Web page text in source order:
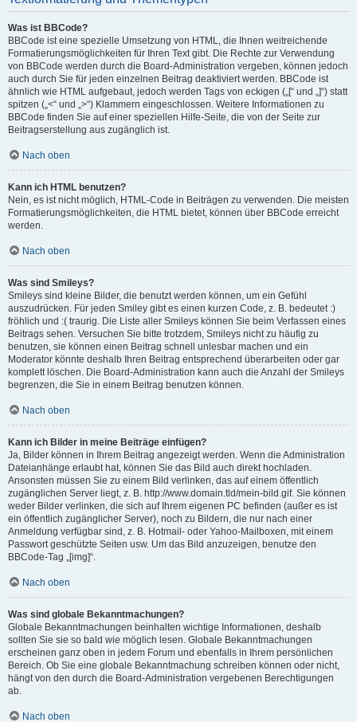
Was ist BBCode?
BBCode ist eine spezielle Umsetzung von HTML, die Ihnen weitreichende
Formatierungsmöglichkeiten für Ihren Text gibt. Die Rechte zur Verwendung
von BBCode werden durch die Board-Administration vergeben, können jedoch
auch durch Sie für jeden einzelnen Beitrag deaktiviert werden. BBCode ist
ähnlich wie HTML aufgebaut, jedoch werden Tags von eckigen („[“ und „]“) statt
spitzen („<“ und „>“) Klammern eingeschlossen. Weitere Informationen zu
BBCode finden Sie auf einer speziellen Hilfe-Seite, die von der Seite zur
Beitragserstellung aus zugänglich ist.
Nach oben
Kann ich HTML benutzen?
Nein, es ist nicht möglich, HTML-Code in Beiträgen zu verwenden. Die meisten
Formatierungsmöglichkeiten, die HTML bietet, können über BBCode erreicht
werden.
Nach oben
Was sind Smileys?
Smileys sind kleine Bilder, die benutzt werden können, um ein Gefühl
auszudrücken. Für jeden Smiley gibt es einen kurzen Code, z. B. bedeutet :)
fröhlich und :( traurig. Die Liste aller Smileys können Sie beim Verfassen eines
Beitrags sehen. Versuchen Sie bitte trotzdem, Smileys nicht zu häufig zu
benutzen, sie können einen Beitrag schnell unlesbar machen und ein
Moderator könnte deshalb Ihren Beitrag entsprechend überarbeiten oder gar
komplett löschen. Die Board-Administration kann auch die Anzahl der Smileys
begrenzen, die Sie in einem Beitrag benutzen können.
Nach oben
Kann ich Bilder in meine Beiträge einfügen?
Ja, Bilder können in Ihrem Beitrag angezeigt werden. Wenn die Administration
Dateianhänge erlaubt hat, können Sie das Bild auch direkt hochladen.
Ansonsten müssen Sie zu einem Bild verlinken, das auf einem öffentlich
zugänglichen Server liegt, z. B. http://www.domain.tld/mein-bild.gif. Sie können
weder Bilder verlinken, die sich auf Ihrem eigenen PC befinden (außer es ist
ein öffentlich zugänglicher Server), noch zu Bildern, die nur nach einer
Anmeldung verfügbar sind, z. B. Hotmail- oder Yahoo-Mailboxen, mit einem
Passwort geschützte Seiten usw. Um das Bild anzuzeigen, benutze den
BBCode-Tag „[img]“.
Nach oben
Was sind globale Bekanntmachungen?
Globale Bekanntmachungen beinhalten wichtige Informationen, deshalb
sollten Sie sie so bald wie möglich lesen. Globale Bekanntmachungen
erscheinen ganz oben in jedem Forum und ebenfalls in Ihrem persönlichen
Bereich. Ob Sie eine globale Bekanntmachung schreiben können oder nicht,
hängt von den durch die Board-Administration vergebenen Berechtigungen
ab.
Nach oben